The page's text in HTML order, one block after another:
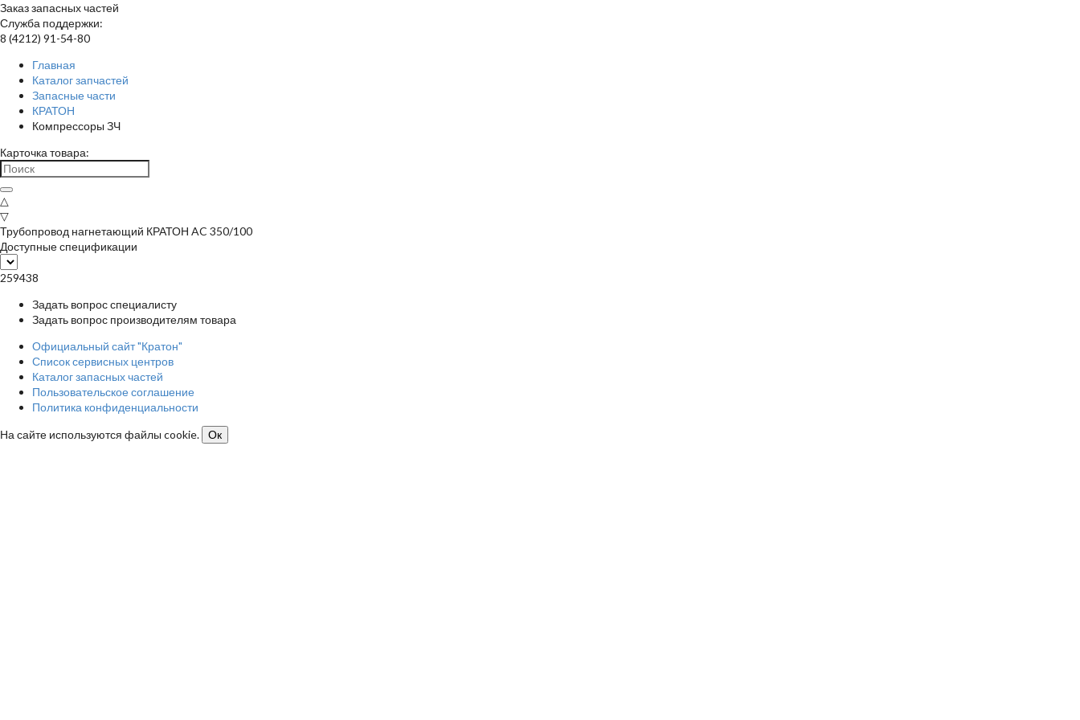
Заказ запасных частей
Служба поддержки:
8 (4212) 91-54-80
Главная
Каталог запчастей
Запасные части
КРАТОН
Компрессоры ЗЧ
Карточка товара:
△
▽
Трубопровод нагнетающий КРАТОН AC 350/100
Доступные спецификации
259438
Задать вопрос специалисту
Задать вопрос производителям товара
Официальный сайт "Кратон"
Список сервисных центров
Каталог запасных частей
Пользовательское соглашение
Политика конфиденциальности
На сайте используются файлы cookie.
Ок